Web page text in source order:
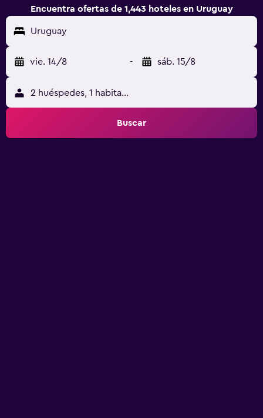
Encuentra ofertas de 1,443 hoteles en Uruguay
Uruguay
vie. 14/8 - sáb. 15/8
2 huéspedes, 1 habitación
Buscar